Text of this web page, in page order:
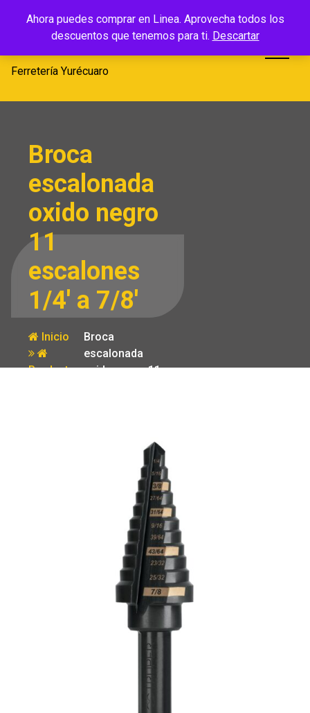
Ahora puedes comprar en Linea. Aprovecha todos los
descuentos que tenemos para ti. Descartar
Ferretería
Yurécuaro
Ferretería Yurécuaro
Broca
escalonada
oxido negro
11
escalones
1/4′ a 7/8′
Inicio
Producto
Broca
escalonada
oxido negro 11